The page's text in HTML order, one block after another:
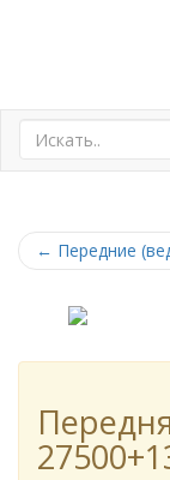
← Передние